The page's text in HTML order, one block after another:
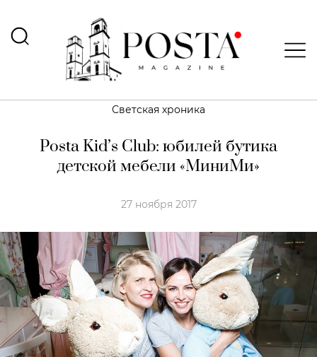
Светская хроника
Posta Kid’s Club: юбилей бутика
детской мебели «МиниМи»
27 ноября 2017